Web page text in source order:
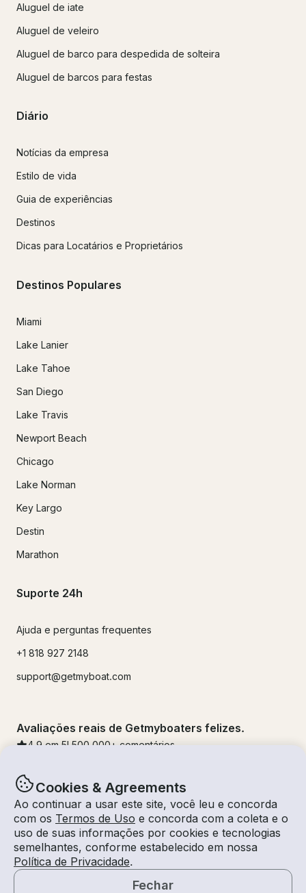
Cookies & Agreements
Ao continuar a usar este site, você leu e concorda
com os Termos de Uso e concorda com a coleta e o
uso de suas informações por cookies e tecnologias
semelhantes, conforme estabelecido em nossa
Política de Privacidade.
Fechar
Aluguel de iate
Aluguel de veleiro
Aluguel de barco para despedida de solteira
Aluguel de barcos para festas
Diário
Notícias da empresa
Estilo de vida
Guia de experiências
Destinos
Dicas para Locatários e Proprietários
Destinos Populares
Miami
Lake Lanier
Lake Tahoe
San Diego
Lake Travis
Newport Beach
Chicago
Lake Norman
Key Largo
Destin
Marathon
Suporte 24h
Ajuda e perguntas frequentes
+1 818 927 2148
support@getmyboat.com
Avaliações reais de Getmyboaters felizes.
4.9 em 5! 500,000 + comentários